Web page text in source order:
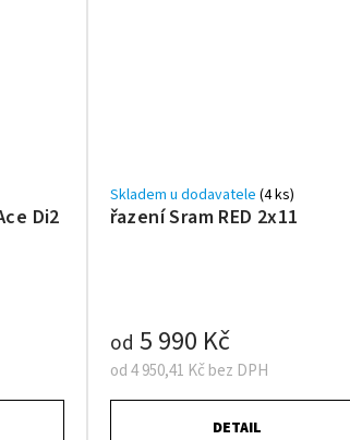
Di2
řazení Sram RED 2x11
Skladem u dodavatele (4 ks)
od 4 950,41 Kč bez DPH
od 5 990 Kč
DETAIL